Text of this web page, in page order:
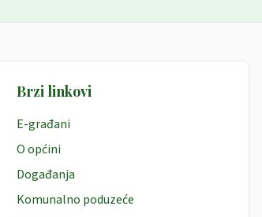
Brzi linkovi
E-građani
O općini
Događanja
Komunalno poduzeće